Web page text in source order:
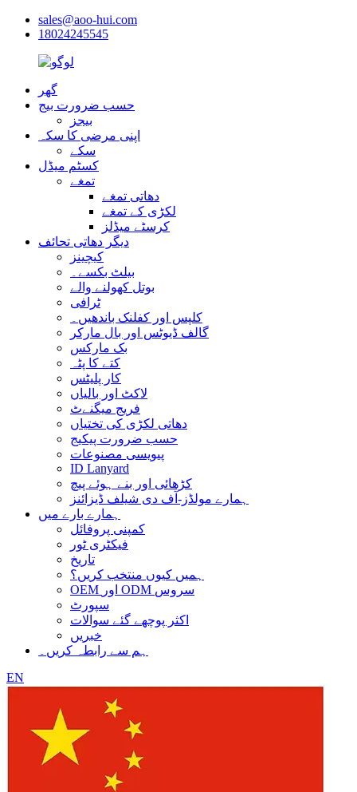
sales@aoo-hui.com
18024245545
گھر
حسب ضرورت بیج
بیجز
اپنی مرضی کا سکہ
سکے
کسٹم میڈل
تمغے
دھاتی تمغے
لکڑی کے تمغے
کرسٹے میڈلز
دیگر دھاتی تحائف
کیچینز
بیلٹ بکسے۔
بوتل کھولنے والے
ٹرافی
کلپس اور کفلنک باندھیں۔
گالف ڈیوٹس اور بال مارکر
بک مارکس
کتے کا پٹہ
کار پلیٹس
لاکٹ اور بالیاں
فریج میگنےٹ
دھاتی لکڑی کی تختیاں
حسب ضرورت پیکیج
پیویسی مصنوعات
ID Lanyard
کڑھائی اور بنے ہوئے پیچ
ہمارے مولڈز-آف دی شیلف ڈیزائنز
ہمارے بارے میں
کمپنی پروفائل
فیکٹری ٹور
تاریخ
ہمیں کیوں منتخب کریں؟
OEM اور ODM سروس
سپورٹ
اکثر پوچھے گئے سوالات
خبریں
ہم سے رابطہ کریں۔
EN